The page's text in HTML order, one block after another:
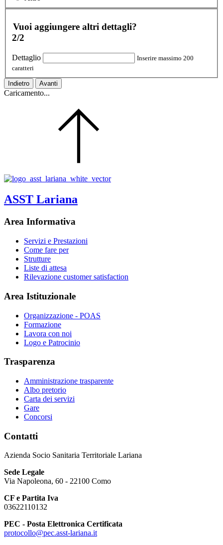
Vuoi aggiungere altri dettagli?
2/2
Dettaglio
Inserire massimo 200
caratteri
Indietro Avanti
Caricamento...
ASST Lariana
Area Informativa
Servizi e Prestazioni
Come fare per
Strutture
Liste di attesa
Rilevazione customer satisfaction
Area Istituzionale
Organizzazione - POAS
Formazione
Lavora con noi
Logo e Patrocinio
Trasparenza
Amministrazione trasparente
Albo pretorio
Carta dei servizi
Gare
Concorsi
Contatti
Azienda Socio Sanitaria Territoriale Lariana
Sede Legale
Via Napoleona, 60 - 22100 Como
CF e Partita Iva
03622110132
PEC - Posta Elettronica Certificata
protocollo@pec.asst-lariana.it